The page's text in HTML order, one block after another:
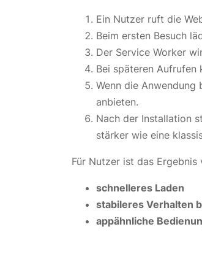
Ein Nutzer ruft die
Beim ersten Besuch
Der Service Worker
Bei späteren Aufrufen
Wenn die
anbieten.
Nach der Installation
stärker wie eine
Für Nutzer ist das
schnelleres Laden
stabileres Verhalten
appähnliche